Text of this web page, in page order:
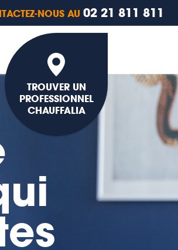
NOUS AU 02 21 811 811
TROUVER UN
PROFESSIONNEL
CHAUFFALIA